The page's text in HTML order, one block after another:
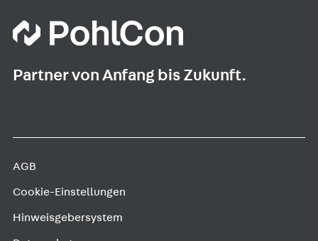
Partner von Anfang bis Zukunft.
AGB
Cookie-Einstellungen
Hinweisgebersystem